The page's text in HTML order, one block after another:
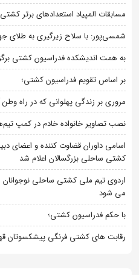
مسابقات المپیاد استعدادهای برتر
شمسی‌پور: با سلاح زیرگیری به طلای
به همت اندیشکده فدراسیون کشتی
بر اساس تقویم فدراسیون کشتی؛
مروری بر زندگی پهلوانی که در راه
نصب تصاویر خانواده خادم در کمپ
اسامی داوران قضاوت کننده و اعضای
کشتی ساحلی بزرگسالان اعلام شد
می شود
با حکم فدراسیون کشتی؛
رقابت های کشتی فرنگی پیشکسوتان